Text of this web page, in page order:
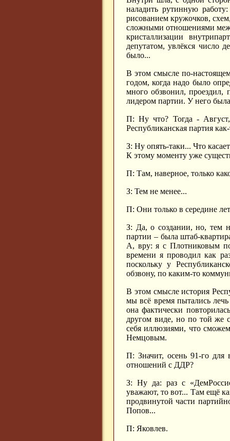
наладить рутинную
рисованием кружочков,
сложными отношениями
кристаллизации
депутатом, увлёкся число
было...
В этом смысле по-
годом, когда надо было
много обзвонил, проездил,
лидером партии. У него
П: Ну что? Тогда - Август,
Республиканская партия
З: Ну опять-таки... Что
К этому моменту уже
П: Там, наверное, только
З: Тем не менее...
П: Они только в середине
З: Да, о создании, но, тем
партии – была штаб-
А, вру: я с Плотниковым
времени я проводил как
поскольку у
обзвону, по каким-то
В этом смысле история
мы всё время пытались
она фактически
другом виде, но по той же
себя иллюзиями, что
Немцовым.
П: Значит, осень 91-го для
отношений с ДДР?
З: Ну да: раз с
уважают, то вот... Там ещё
продвинутой части
Попов...
П: Яковлев.